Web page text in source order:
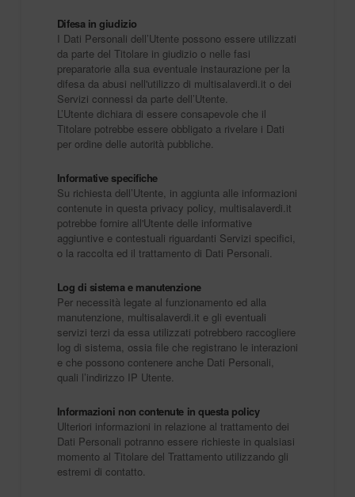
Difesa in giudizio
I Dati Personali dell’Utente possono essere utilizzati
da parte del Titolare in giudizio o nelle fasi
preparatorie alla sua eventuale instaurazione per la
difesa da abusi nell'utilizzo di multisalaverdi.it o dei
Servizi connessi da parte dell’Utente.
L’Utente dichiara di essere consapevole che il
Titolare potrebbe essere obbligato a rivelare i Dati
per ordine delle autorità pubbliche.
Informative specifiche
Su richiesta dell’Utente, in aggiunta alle informazioni
contenute in questa privacy policy, multisalaverdi.it
potrebbe fornire all'Utente delle informative
aggiuntive e contestuali riguardanti Servizi specifici,
o la raccolta ed il trattamento di Dati Personali.
Log di sistema e manutenzione
Per necessità legate al funzionamento ed alla
manutenzione, multisalaverdi.it e gli eventuali
servizi terzi da essa utilizzati potrebbero raccogliere
log di sistema, ossia file che registrano le interazioni
e che possono contenere anche Dati Personali,
quali l’indirizzo IP Utente.
Informazioni non contenute in questa policy
Ulteriori informazioni in relazione al trattamento dei
Dati Personali potranno essere richieste in qualsiasi
momento al Titolare del Trattamento utilizzando gli
estremi di contatto.